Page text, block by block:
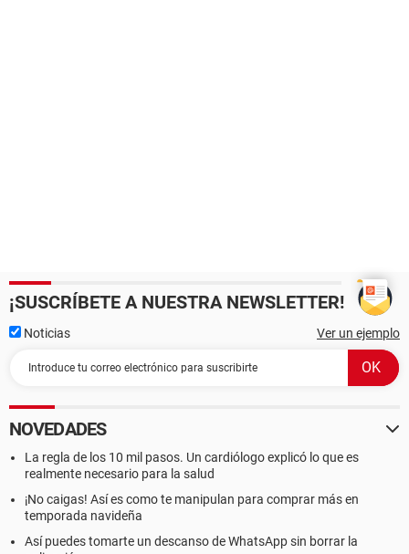
¡SUSCRÍBETE A NUESTRA NEWSLETTER!
Noticias Ver un ejemplo
NOVEDADES
La regla de los 10 mil pasos. Un cardiólogo explicó lo que es
realmente necesario para la salud
¡No caigas! Así es como te manipulan para comprar más en
temporada navideña
Así puedes tomarte un descanso de WhatsApp sin borrar la